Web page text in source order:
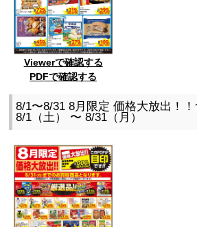
Viewerで確認する
PDFで確認する
8/1〜8/31 8月限定 価格大放出！！
8/1（土） 〜 8/31（月）